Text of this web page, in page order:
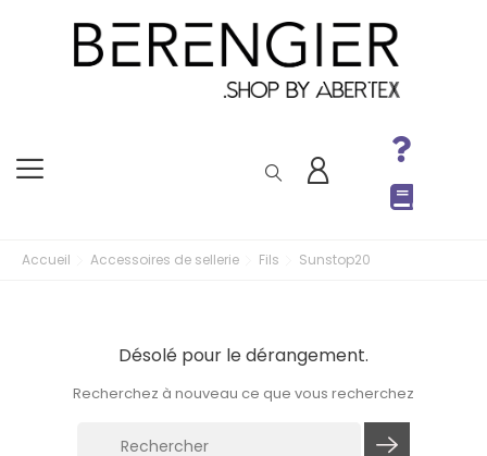
Accueil Accessoires de sellerie Fils Sunstop20
Désolé pour le dérangement.
Recherchez à nouveau ce que vous recherchez